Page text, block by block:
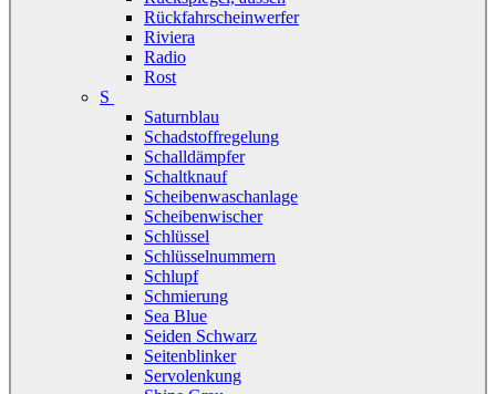
Rückfahrscheinwerfer
Riviera
Radio
Rost
S
Saturnblau
Schadstoffregelung
Schalldämpfer
Schaltknauf
Scheibenwaschanlage
Scheibenwischer
Schlüssel
Schlüsselnummern
Schlupf
Schmierung
Sea Blue
Seiden Schwarz
Seitenblinker
Servolenkung